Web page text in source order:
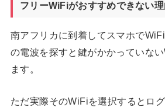
フリーWiFiがおすすめできない
南アフリカに到着してスマホで
の電波を探すと鍵がかかっていな
ます。
ただ実際そのWiFiを選択するとロ